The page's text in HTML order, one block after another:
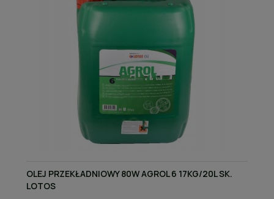
OLEJ PRZEKŁADNIOWY 80W AGROL 6 17KG/20L SK.
LOTOS